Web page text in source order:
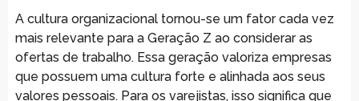
A cultura organizacional tornou-se um fator cada vez
mais relevante para a Geração Z ao considerar as
ofertas de trabalho. Essa geração valoriza empresas
que possuem uma cultura forte e alinhada aos seus
valores pessoais. Para os varejistas, isso significa que